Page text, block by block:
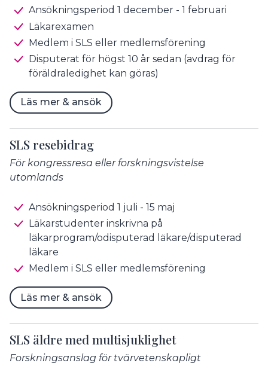
Ansökningsperiod 1 december - 1 februari
Läkarexamen
Medlem i SLS eller medlemsförening
Disputerat för högst 10 år sedan (avdrag för
föräldraledighet kan göras)
Läs mer & ansök
SLS resebidrag
För kongressresa eller forskningsvistelse
utomlands
Ansökningsperiod 1 juli - 15 maj
Läkarstudenter inskrivna på
läkarprogram/odisputerad läkare/disputerad
läkare
Medlem i SLS eller medlemsförening
Läs mer & ansök
SLS äldre med multisjuklighet
Forskningsanslag för tvärvetenskapligt